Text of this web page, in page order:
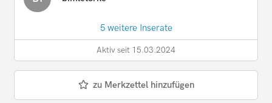
5 weitere Inserate
Aktiv seit 15.03.2024
zu Merkzettel hinzufügen